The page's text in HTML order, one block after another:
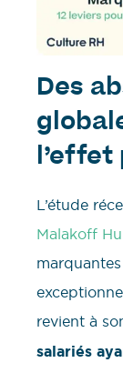
Des
l’effet
L’étude
Malakoff
revient à
salariés